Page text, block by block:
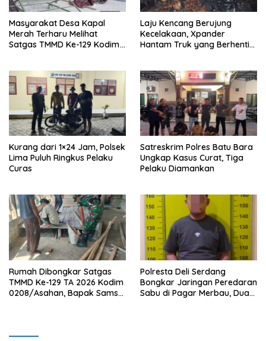
Masyarakat Desa Kapal
Merah Terharu Melihat
Satgas TMMD Ke-129 Kodim
Mushollah Al Maghribi
Laju Kencang Berujung
Kecelakaan, Xpander
Hantam Truk yang Berhenti
Kurang dari 1×24 Jam, Polsek
Lima Puluh Ringkus Pelaku
Curas
Satreskrim Polres Batu Bara
Ungkap Kasus Curat, Tiga
Pelaku Diamankan
Rumah Dibongkar Satgas
TMMD Ke-129 TA 2026 Kodim
0208/Asahan, Bapak Samsul
Polresta Deli Serdang
Bongkar Jaringan Peredaran
Sabu di Pagar Merbau, Dua